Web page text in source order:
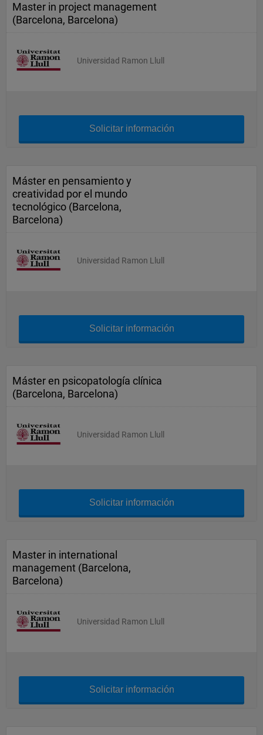
Master in project management
(Barcelona, Barcelona)
Universidad Ramon Llull
Solicitar información
Máster en pensamiento y
creatividad por el mundo
tecnológico (Barcelona,
Barcelona)
Universidad Ramon Llull
Solicitar información
Máster en psicopatología clínica
(Barcelona, Barcelona)
Universidad Ramon Llull
Solicitar información
Master in international
management (Barcelona,
Barcelona)
Universidad Ramon Llull
Solicitar información